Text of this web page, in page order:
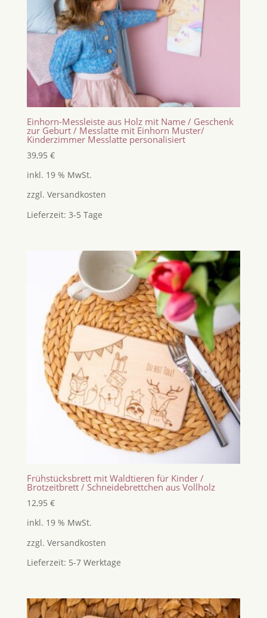
Einhorn-Messleiste aus Holz mit Name / Geschenk
zur Geburt / Messlatte mit Einhorn Muster/
Kinderzimmer Messlatte personalisiert
39,95 €
inkl. 19 % MwSt.
zzgl. Versandkosten
Lieferzeit: 3-5 Tage
Frühstücksbrett mit Waldtieren für Kinder /
Brotzeitbrett / Schneidebrettchen aus Vollholz
12,95 €
inkl. 19 % MwSt.
zzgl. Versandkosten
Lieferzeit: 5-7 Werktage